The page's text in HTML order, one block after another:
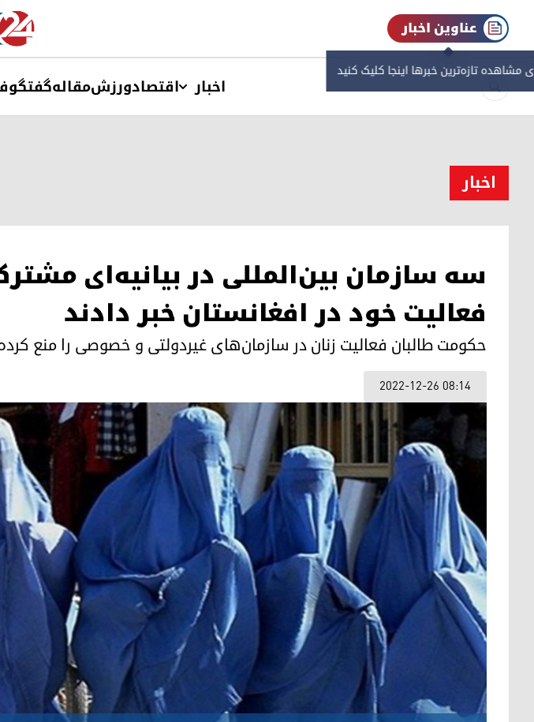
عناوین اخبار
مشاهده‌ تازه‌ترین خبرها اینجا کلیک کنید
اخبار اقتصادورزشمقالهگفتگو
اخبار
سه سازمان بین‌المللی در بیانیه‌ای
فعالیت خود در افغانستان خبر دادند
حکومت طالبان فعالیت زنان در سازمان‌های غیردولتی و خصوصی را منع
2022-12-26 08:14